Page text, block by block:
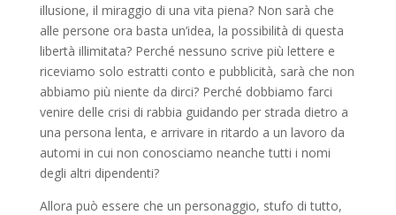
illusione, il miraggio di una vita piena? Non sarà che
alle persone ora basta un’idea, la possibilità di questa
libertà illimitata? Perché nessuno scrive più lettere e
riceviamo solo estratti conto e pubblicità, sarà che non
abbiamo più niente da dirci? Perché dobbiamo farci
venire delle crisi di rabbia guidando per strada dietro a
una persona lenta, e arrivare in ritardo a un lavoro da
automi in cui non conosciamo neanche tutti i nomi
degli altri dipendenti?
Allora può essere che un personaggio, stufo di tutto,